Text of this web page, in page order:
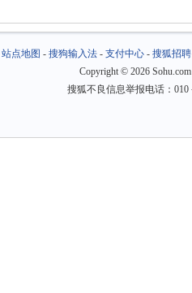
站点地图 - 搜狗输入法- 支付中心- 搜狐招聘
Copyright © 2026
搜狐不良信息举报电话：010